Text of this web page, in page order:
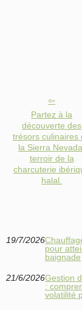
Partez à la
découverte des
trésors culinaires
la Sierra
terroir de la
charcuterie
halal.
19/7/2026
pour
baignade
21/6/2026Gestion
:
volatilité